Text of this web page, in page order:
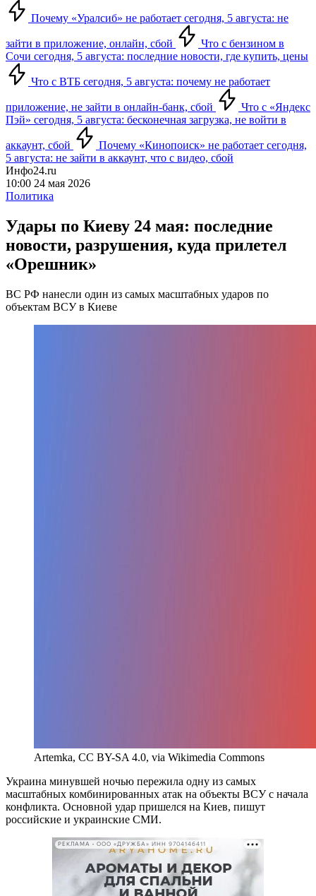
Почему «Уралсиб» не работает сегодня, 5 августа: не
зайти в приложение, онлайн, сбой
Что с бензином в
Сочи сегодня, 5 августа: последние новости, где купить, цены
Что с ВТБ сегодня, 5 августа: почему не работает
приложение, не зайти в онлайн-банк, сбой
Что с «Яндекс
Пэй» сегодня, 5 августа: бесконечная загрузка, не войти в
аккаунт, сбой
Почему «Кинопоиск» не работает сегодня,
5 августа: не зайти в аккаунт, что с видео, сбой
Инфо24.ru
10:00 24 мая 2026
Политика
Удары по Киеву 24 мая: последние
новости, разрушения, куда прилетел
«Орешник»
ВС РФ нанесли один из самых масштабных ударов по
объектам ВСУ в Киеве
Artemka, CC BY-SA 4.0, via Wikimedia Commons
Украина минувшей ночью пережила одну из самых
масштабных комбинированных атак на объекты ВСУ с начала
конфликта. Основной удар пришелся на Киев, пишут
российские и украинские СМИ.
РЕКЛАМА • ООО «ДРУЖБА» ИНН 9704146411